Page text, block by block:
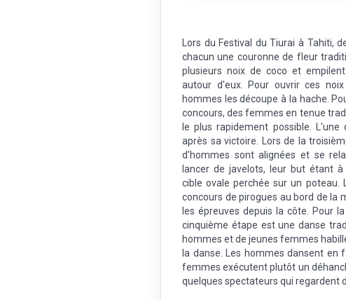
Lors du Festival du Tiurai à Tahiti,
chacun une couronne de fleur
plusieurs noix de coco et
autour d'eux. Pour ouvrir ces
hommes les découpe à la hache.
concours, des femmes en tenue
le plus rapidement possible.
après sa victoire. Lors de la
d'hommes sont alignées et se
lancer de javelots, leur but étant
cible ovale perchée sur un poteau.
concours de pirogues au bord de la
les épreuves depuis la côte. Pour
cinquième étape est une danse
hommes et de jeunes femmes
la danse. Les hommes dansent
femmes exécutent plutôt un
quelques spectateurs qui regardent